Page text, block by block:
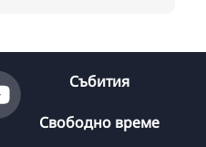
Събития
Свободно време